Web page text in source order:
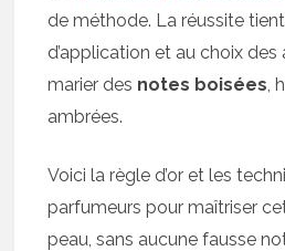
de méthode. La réussite tient
d’application et au choix
marier des notes boisées,
ambrées.
Voici la règle d’or et les
parfumeurs pour maîtriser
peau, sans aucune fausse